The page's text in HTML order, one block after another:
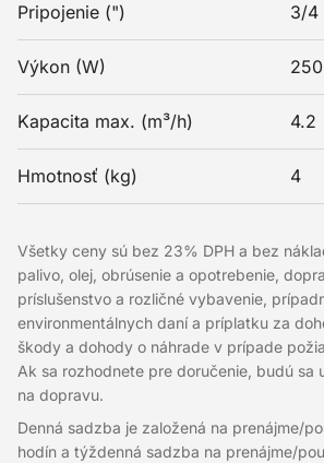
Pripojenie (") 3/4
Výkon (W) 250
Kapacita max. (m³/h) 4.2
Hmotnosť (kg) 4
Všetky ceny sú bez 23% DPH a bez
palivo, olej, obrúsenie a opotrebenie,
príslušenstvo a rozličné vybavenie,
environmentálnych daní a príplatku za
škody a dohody o náhrade v prípade
Ak sa rozhodnete pre doručenie, budú sa
na dopravu.
Denná sadzba je založená na prenájme/
hodín a týždenná sadzba na prenájme/